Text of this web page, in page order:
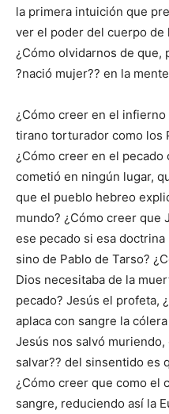
la primera intuición que
ver el poder del cuerpo de
¿Cómo olvidarnos de que,
?nació mujer?? en la
¿Cómo creer en el
tirano torturador como los
¿Cómo creer en el pecado
cometió en ningún lugar,
que el pueblo hebreo
mundo? ¿Cómo creer que
ese pecado si esa
sino de Pablo de Tarso?
Dios necesitaba de la
pecado? Jesús el profeta,
aplaca con sangre la
Jesús nos salvó
salvar?? del sinsentido es
¿Cómo creer que como el
sangre, reduciendo así la